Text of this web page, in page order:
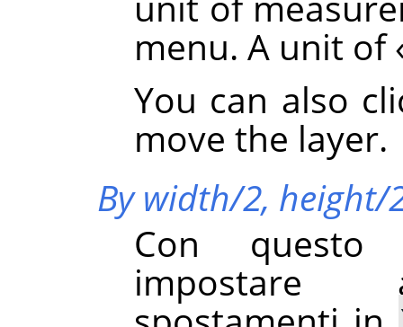
menu. A unit of
You can also
move the layer.
By width/2, height/
Con questo
impostare